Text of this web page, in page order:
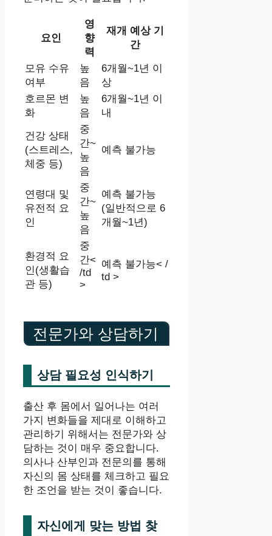
요인
영
향
력
재개 예상 기
간
모유 수유
여부
높
음
6개월~1년 이
상
호르몬 변
화
높
음
6개월~1년 이
내
건강 상태
(스트레스,
체중 등)
중
간~
높
음
예측 불가능
연령대 및
유전적 요
인
중
간~
높
음
예측 불가능
(일반적으로 6
개월~1년)
환경적 요
인(생활습
관 등)
중
간<
/td
>
예측 불가능< /
td >
전문가와 상담하기
상담 필요성 인식하기
출산 후 몸에서 일어나는 여러
가지 변화들을 제대로 이해하고
관리하기 위해서는 전문가와 상
담하는 것이 매우 중요합니다.
의사나 산부인과 전문의를 통해
자신의 몸 상태를 체크하고 필요
한 조언을 받는 것이 좋습니다.
자신에게 맞는 방법 찾